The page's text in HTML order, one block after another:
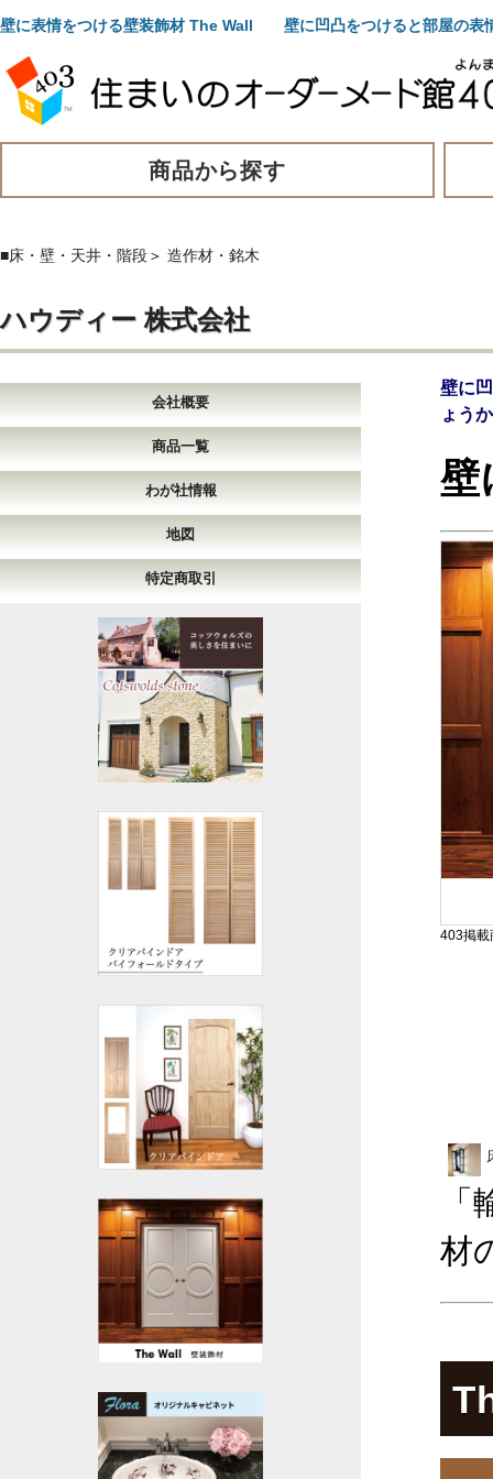
壁に表情をつける壁装飾材 The Wall 壁に凹凸をつけると部屋の表
商品から探す
■床・壁・天井・階段＞ 造作材・銘木
ハウディー 株式会社
会社概要
商品一覧
わが社情報
地図
特定商取引
壁に
ょう
壁
403掲載
材